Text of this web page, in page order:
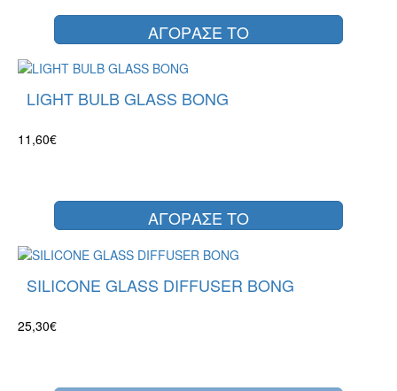
ΑΓΟΡΑΣΕ ΤΟ
LIGHT BULB GLASS BONG
11,60€
ΑΓΟΡΑΣΕ ΤΟ
SILICONE GLASS DIFFUSER BONG
25,30€